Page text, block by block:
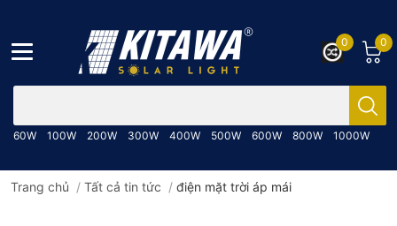
60W 100W 200W 300W 400W 500W 600W 800W 1000W
0
0
Trang chủ / Tất cả tin tức / điện mặt trời áp mái